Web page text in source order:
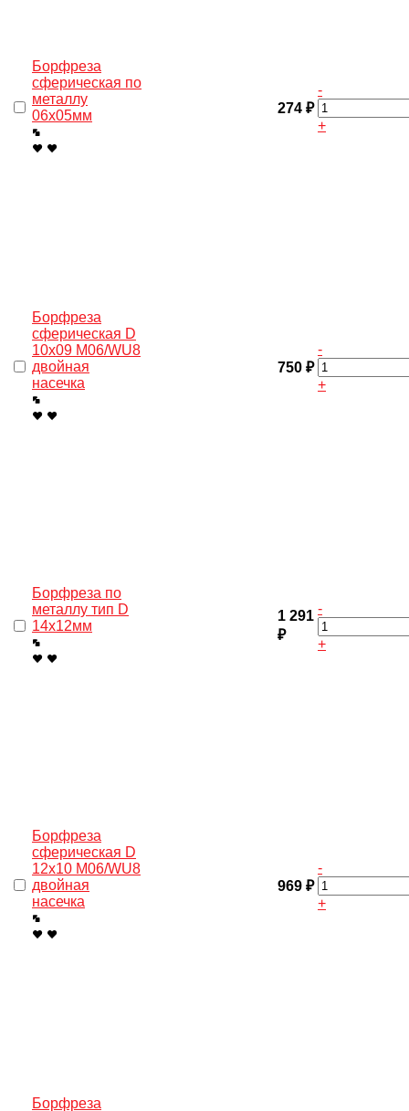
Борфреза
сферическая по
металлу
06х05мм
274 ₽
-
+
Борфреза
сферическая D
10х09 M06/WU8
двойная
насечка
750 ₽
-
+
Борфреза по
металлу тип D
14х12мм
1 291
₽
-
+
Борфреза
сферическая D
12х10 M06/WU8
двойная
насечка
969 ₽
-
+
Борфреза